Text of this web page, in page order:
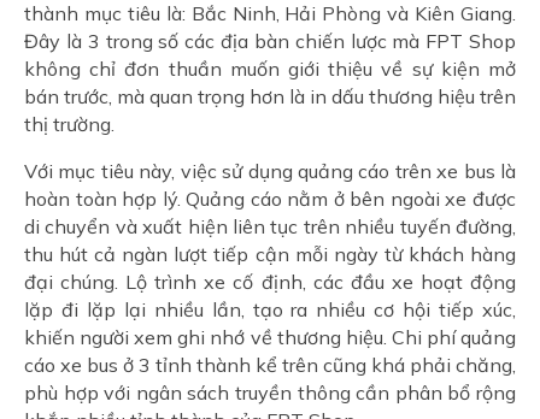
thành mục tiêu là: Bắc Ninh, Hải Phòng và Kiên Giang.
Đây là 3 trong số các địa bàn chiến lược mà FPT Shop
không chỉ đơn thuần muốn giới thiệu về sự kiện mở
bán trước, mà quan trọng hơn là in dấu thương hiệu trên
thị trường.
Với mục tiêu này, việc sử dụng quảng cáo trên xe bus là
hoàn toàn hợp lý. Quảng cáo nằm ở bên ngoài xe được
di chuyển và xuất hiện liên tục trên nhiều tuyến đường,
thu hút cả ngàn lượt tiếp cận mỗi ngày từ khách hàng
đại chúng. Lộ trình xe cố định, các đầu xe hoạt động
lặp đi lặp lại nhiều lần, tạo ra nhiều cơ hội tiếp xúc,
khiến người xem ghi nhớ về thương hiệu. Chi phí quảng
cáo xe bus ở 3 tỉnh thành kể trên cũng khá phải chăng,
phù hợp với ngân sách truyền thông cần phân bổ rộng